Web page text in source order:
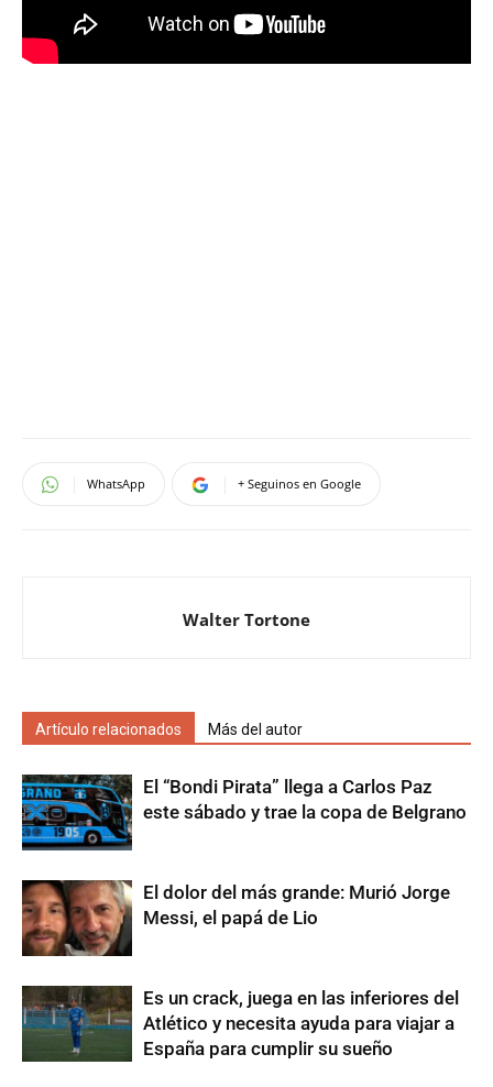
WhatsApp + Seguinos en Google
Walter Tortone
Artículo relacionados Más del autor
El “Bondi Pirata” llega a Carlos Paz
este sábado y trae la copa de Belgrano
El dolor del más grande: Murió Jorge
Messi, el papá de Lio
Es un crack, juega en las inferiores del
Atlético y necesita ayuda para viajar a
España para cumplir su sueño